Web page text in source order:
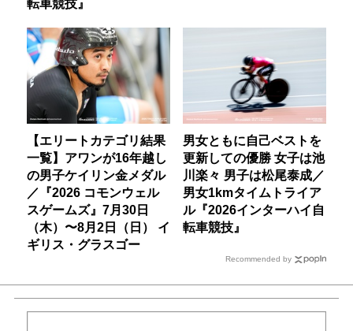
転車競技』
【エリートカテゴリ結果
一覧】アワンが16年越し
の男子ケイリン金メダル
／『2026 コモンウェル
スゲームズ』7月30日
（木）〜8月2日（日） イ
ギリス・グラスゴー
男女ともに自己ベストを
更新しての優勝 女子は池
川楽々 男子は松尾泰成／
男女1kmタイムトライア
ル『2026インターハイ自
転車競技』
Recommended by